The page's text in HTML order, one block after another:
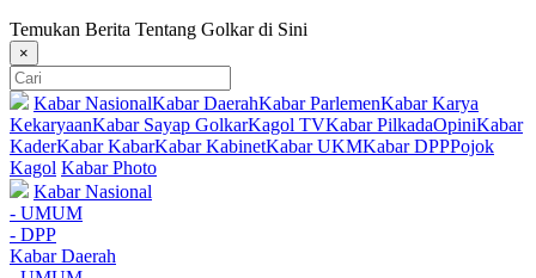
Temukan Berita Tentang Golkar di Sini
×
Kabar NasionalKabar DaerahKabar ParlemenKabar Karya
KekaryaanKabar Sayap GolkarKagol TVKabar PilkadaOpiniKabar
KaderKabar KabarKabar KabinetKabar UKMKabar DPPPojok
Kagol Kabar Photo
Kabar Nasional
- UMUM
- DPP
Kabar Daerah